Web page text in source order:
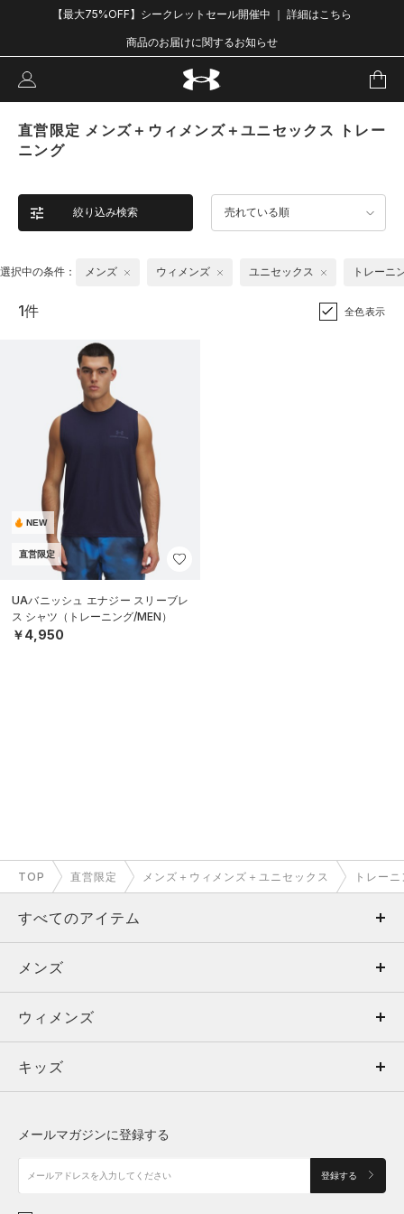
【最大75%OFF】シークレットセール開催中 ｜ 詳細はこちら
商品のお届けに関するお知らせ
直営限定 メンズ＋ウィメンズ＋ユニセックス トレー
ニング
絞り込み検索 売れている順
選択中の条件： メンズ ウィメンズ ユニセックス トレーニ
1件 全色表示
NEW
直営限定
UAバニッシュ エナジー スリーブレ
ス シャツ（トレーニング/MEN）
￥4,950
TOP 直営限定 メンズ＋ウィメンズ＋ユニセックス トレー
すべてのアイテム
メンズ
ウィメンズ
キッズ
アクセサリー
メンズ
トップス
ボトムス
アクセサリー
ウィメンズ
トップス
シューズ
キッズ
メールマガジンに登録する
登録する